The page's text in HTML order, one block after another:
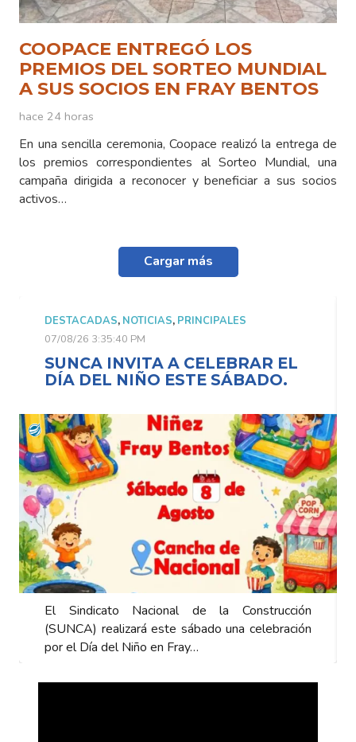
COOPACE ENTREGÓ LOS
PREMIOS DEL SORTEO MUNDIAL
A SUS SOCIOS EN FRAY BENTOS
hace 24 horas
En una sencilla ceremonia, Coopace realizó la entrega de
los premios correspondientes al Sorteo Mundial, una
campaña dirigida a reconocer y beneficiar a sus socios
activos…
Cargar más
DESTACADAS, NOTICIAS, PRINCIPALES
07/08/26 3:35:40 PM
SUNCA INVITA A CELEBRAR EL
DÍA DEL NIÑO ESTE SÁBADO.
El Sindicato Nacional de la Construcción
(SUNCA) realizará este sábado una celebración
por el Día del Niño en Fray…